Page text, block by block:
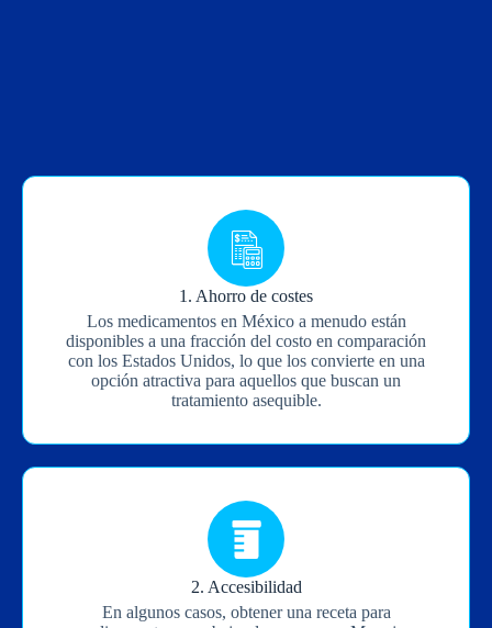
Los medicamentos en México a menudo están
disponibles a una fracción del costo en comparación
con los Estados Unidos, lo que los convierte en una
opción atractiva para aquellos que buscan un
tratamiento asequible.